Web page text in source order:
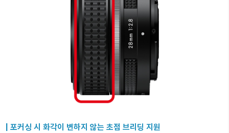
| 포커싱 시 화각이 변하지 않는 초점 브리딩 지원